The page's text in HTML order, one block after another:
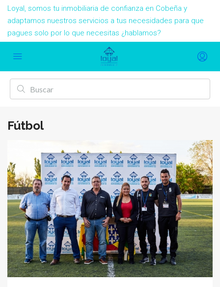
Loyal, somos tu inmobiliaria de confianza en Cobeña y
adaptamos nuestros servicios a tus necesidades para que
pagues solo por lo que necesitas ¿hablamos?
Fútbol